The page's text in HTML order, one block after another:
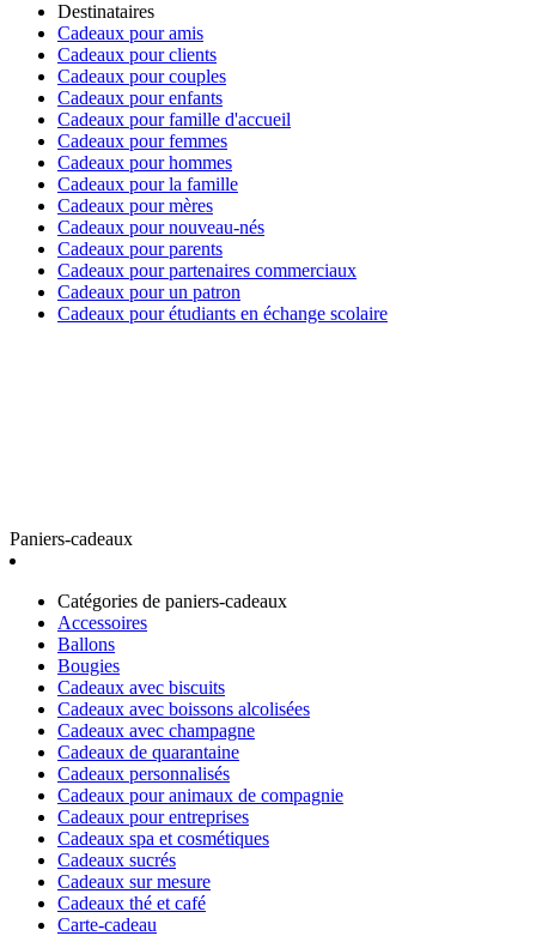
Destinataires
Cadeaux pour amis
Cadeaux pour clients
Cadeaux pour couples
Cadeaux pour enfants
Cadeaux pour famille d'accueil
Cadeaux pour femmes
Cadeaux pour hommes
Cadeaux pour la famille
Cadeaux pour mères
Cadeaux pour nouveau-nés
Cadeaux pour parents
Cadeaux pour partenaires commerciaux
Cadeaux pour un patron
Cadeaux pour étudiants en échange scolaire
Paniers-cadeaux
Catégories de paniers-cadeaux
Accessoires
Ballons
Bougies
Cadeaux avec biscuits
Cadeaux avec boissons alcolisées
Cadeaux avec champagne
Cadeaux de quarantaine
Cadeaux personnalisés
Cadeaux pour animaux de compagnie
Cadeaux pour entreprises
Cadeaux spa et cosmétiques
Cadeaux sucrés
Cadeaux sur mesure
Cadeaux thé et café
Carte-cadeau